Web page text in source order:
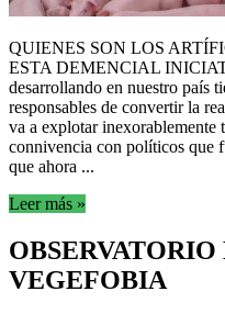
QUIENES SON LOS
ESTA DEMENCIAL
desarrollando en nuestro país
responsables de convertir la
va a explotar inexorablemente
connivencia con políticos que
que ahora ...
Leer más »
VEGEFOBIA